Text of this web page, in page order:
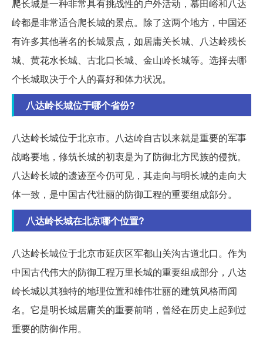
爬长城是一种非常具有挑战性的户外活动，慕田峪和八达
岭都是非常适合爬长城的景点。除了这两个地方，中国还
有许多其他著名的长城景点，如居庸关长城、八达岭残长
城、黄花水长城、古北口长城、金山岭长城等。选择去哪
个长城取决于个人的喜好和体力状况。
八达岭长城位于哪个省份?
八达岭长城位于北京市。八达岭自古以来就是重要的军事
战略要地，修筑长城的初衷是为了防御北方民族的侵扰。
八达岭长城的遗迹至今仍可见，其走向与明长城的走向大
体一致，是中国古代壮丽的防御工程的重要组成部分。
八达岭长城在北京哪个位置?
八达岭长城位于北京市延庆区军都山关沟古道北口。作为
中国古代伟大的防御工程万里长城的重要组成部分，八达
岭长城以其独特的地理位置和雄伟壮丽的建筑风格而闻
名。它是明长城居庸关的重要前哨，曾经在历史上起到过
重要的防御作用。